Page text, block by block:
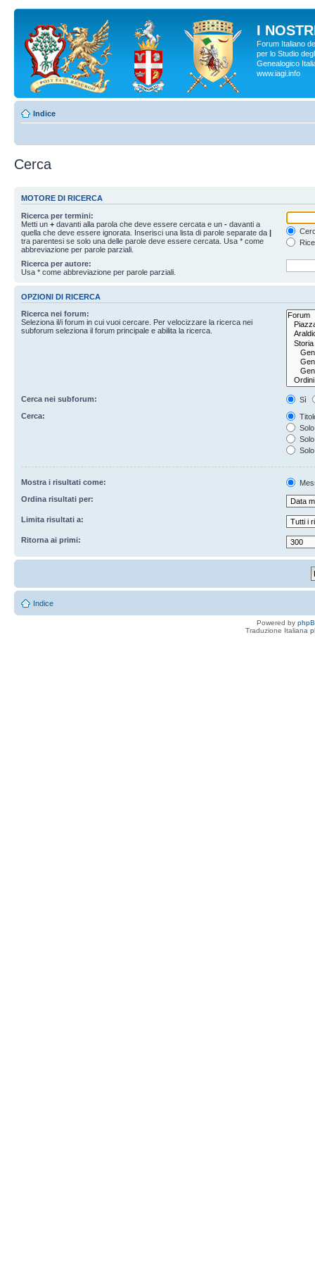
I
Forum Italiano
per lo Studio
Genealogico
www.iagi.info
Indice
Cerca
MOTORE DI RICERCA
Ricerca per termini:
Metti un + davanti alla parola che deve essere cercata e un - davanti a
quella che deve essere ignorata. Inserisci una lista di parole separate da |
tra parentesi se solo una delle parole deve essere cercata. Usa * come
abbreviazione per parole parziali.
Ricerca per autore:
Usa * come abbreviazione per parole parziali.
OPZIONI DI RICERCA
Ricerca nei forum:
Seleziona il/i forum in cui vuoi cercare. Per velocizzare la ricerca nei
subforum seleziona il forum principale e abilita la ricerca.
Cerca nei subforum:
Sì
Cerca:
Mostra i risultati come:
Ordina risultati per:
Limita risultati a:
Ritorna ai primi:
Indice
Powered by
Traduzione Italiana